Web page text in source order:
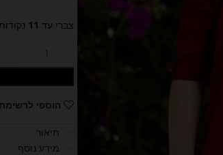
צברי עד 11
הוספי
תיאור
מידע נוסף